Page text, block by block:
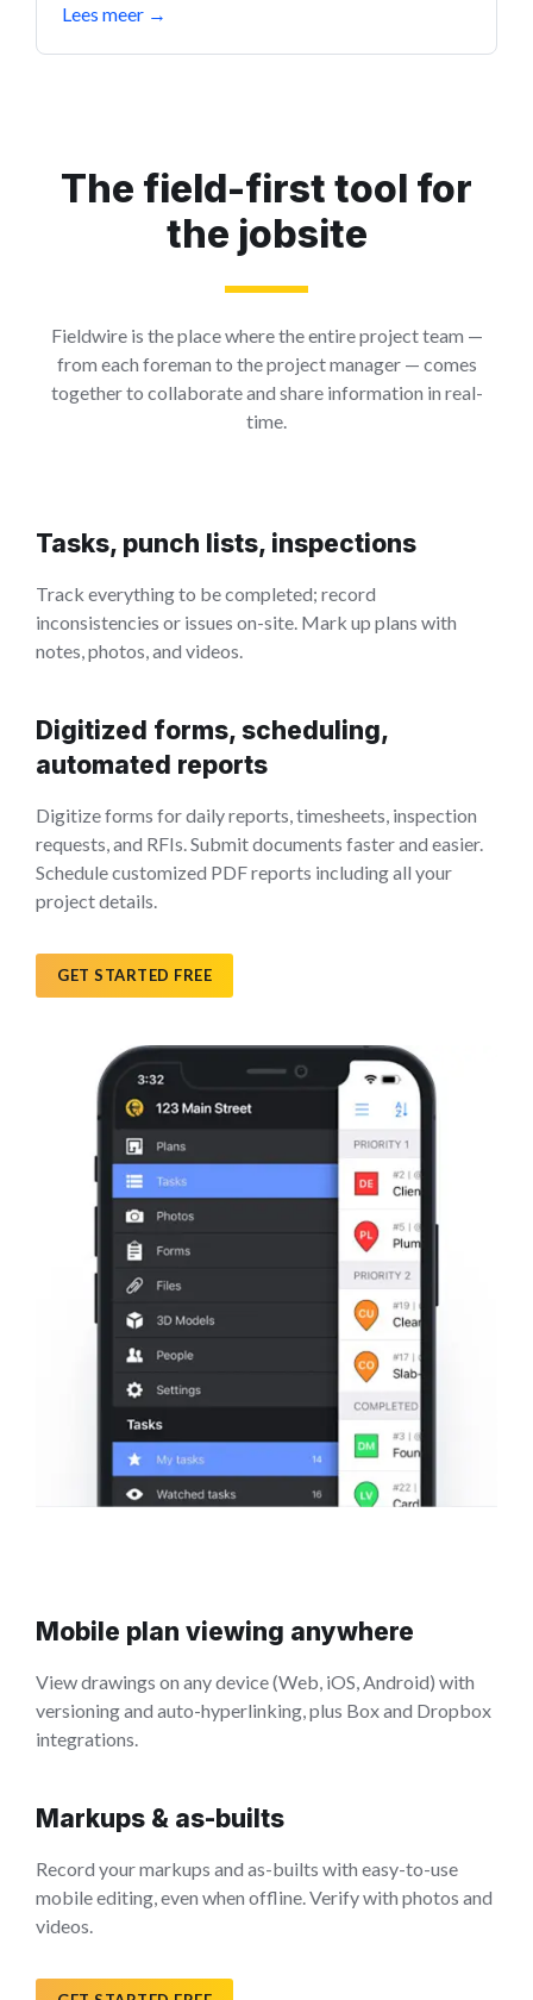
Lees meer →
The field-first tool for
the jobsite
Fieldwire is the place where the entire project team —
from each foreman to the project manager — comes
together to collaborate and share information in real-
time.
Tasks, punch lists, inspections
Track everything to be completed; record
inconsistencies or issues on-site. Mark up plans with
notes, photos, and videos.
Digitized forms, scheduling,
automated reports
Digitize forms for daily reports, timesheets, inspection
requests, and RFIs. Submit documents faster and easier.
Schedule customized PDF reports including all your
project details.
GET STARTED FREE
Mobile plan viewing anywhere
View drawings on any device (Web, iOS, Android) with
versioning and auto-hyperlinking, plus Box and Dropbox
integrations.
Markups & as-builts
Record your markups and as-builts with easy-to-use
mobile editing, even when offline. Verify with photos and
videos.